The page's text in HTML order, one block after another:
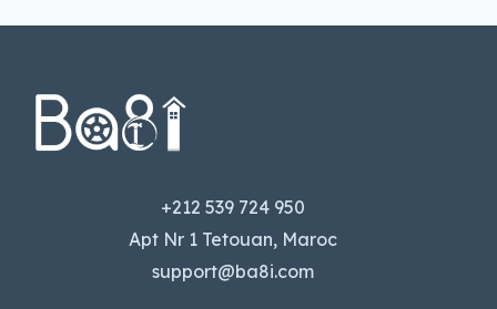
+212 539 724 950
Apt Nr 1 Tetouan, Maroc
support@ba8i.com